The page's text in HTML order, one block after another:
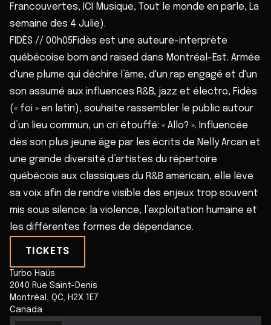
Francouvertes, ICI Musique, Tout le monde en parle, La
semaine des 4 Julie).
FIDÈS // 00h05Fidès est une auteure-interprète
québécoise born and raised dans Montréal-Est. Armée
d'une plume qui déchire l’âme, d'un rap engagé et d'un
son assumé aux influences R&B, jazz et électro, Fidès
(« foi » en latin), souhaite rassembler le public autour
d’un lieu commun, un cri étouffé: « Allo? ». Influencée
dès son plus jeune âge par les écrits de Nelly Arcan et
une grande diversité d’artistes du répertoire
québécois aux classiques du R&B américain, elle lève
sa voix afin de rendre visible des enjeux trop souvent
mis sous silence: la violence, l’exploitation humaine et
les différentes formes de dépendance.
TICKETS
Turbo Haüs
2040 Rue Saint-Denis
Montréal
QC
H2X 1E7
Canada